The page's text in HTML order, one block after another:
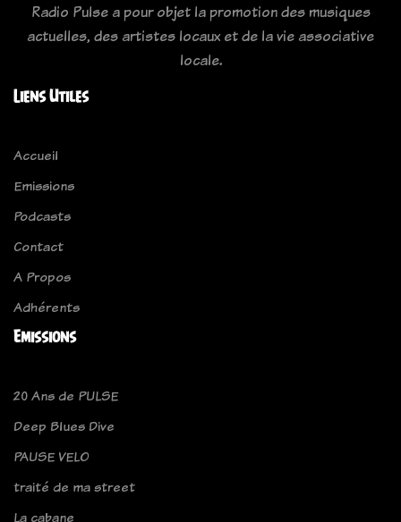
Radio Pulse a pour objet la promotion des musiques
actuelles, des artistes locaux et de la vie associative
locale.
Liens Utiles
Accueil
Emissions
Podcasts
Contact
A Propos
Adhérents
Emissions
20 Ans de PULSE
Deep Blues Dive
PAUSE VELO
traité de ma street
La cabane